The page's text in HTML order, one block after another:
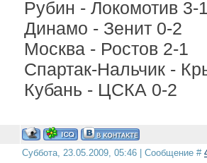
Рубин - Локомотив 3-
Динамо - Зенит 0-2
Москва - Ростов 2-1
Спартак-Нальчик -
Кубань - ЦСКА 0-2
Суббота, 23.05.2009, 05:46 | Сообщение #